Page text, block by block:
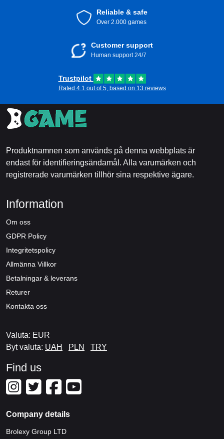
Reliable & safe
Over 2.000 games
Customer support
Human support 24/7
Trustpilot
Rated 4.1 out of 5, based on 13 reviews
Produktnamnen som används på denna webbplats är
endast för identifieringsändamål. Alla varumärken och
registrerade varumärken tillhör sina respektive ägare.
Information
Om oss
GDPR Policy
Integritetspolicy
Allmänna Villkor
Betalningar & leverans
Returer
Kontakta oss
Valuta: EUR
Byt valuta: UAH PLN TRY
Find us
Company details
Brolexy Group LTD